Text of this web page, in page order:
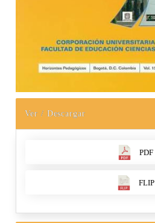
Ver / Descargar
PDF
FLIP